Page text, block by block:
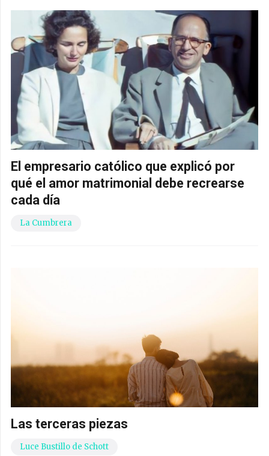
El empresario católico que explicó por
qué el amor matrimonial debe recrearse
cada día
La Cumbrera
Las terceras piezas
Luce Bustillo de Schott